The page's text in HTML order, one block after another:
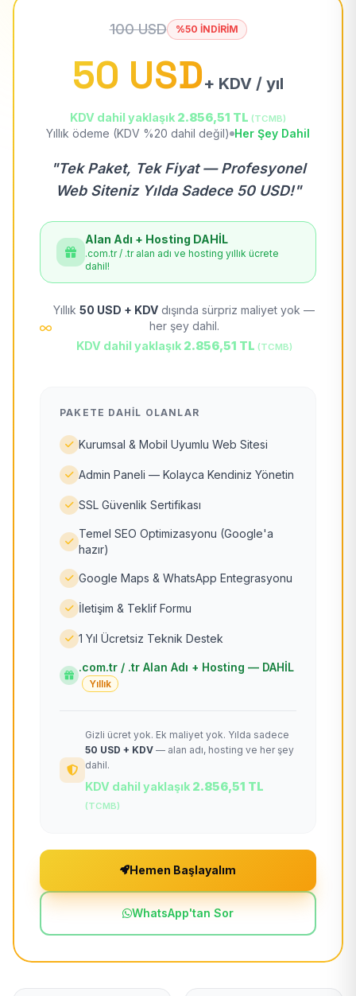
100 USD %50 İNDİRİM
50 USD+ KDV / yıl
KDV dahil yaklaşık 2.856,51 TL (TCMB)
Yıllık ödeme (KDV %20 dahil değil) Her Şey Dahil
"Tek Paket, Tek Fiyat — Profesyonel
Web Siteniz Yılda Sadece 50 USD!"
Alan Adı + Hosting DAHİL
.com.tr / .tr alan adı ve hosting yıllık ücrete
dahil!
Yıllık 50 USD + KDV dışında sürpriz maliyet yok —
her şey dahil.
KDV dahil yaklaşık 2.856,51 TL (TCMB)
PAKETE DAHIL OLANLAR
Kurumsal & Mobil Uyumlu Web Sitesi
Admin Paneli — Kolayca Kendiniz Yönetin
SSL Güvenlik Sertifikası
Temel SEO Optimizasyonu (Google'a
hazır)
Google Maps & WhatsApp Entegrasyonu
İletişim & Teklif Formu
1 Yıl Ücretsiz Teknik Destek
.com.tr / .tr Alan Adı + Hosting — DAHİL
Yıllık
Gizli ücret yok. Ek maliyet yok. Yılda sadece
50 USD + KDV — alan adı, hosting ve her şey
dahil.
KDV dahil yaklaşık 2.856,51 TL
(TCMB)
Hemen Başlayalım
WhatsApp'tan Sor